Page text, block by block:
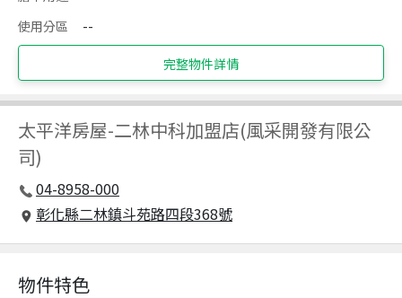
使用分區
--
完整物件詳情
太平洋房屋-二林中科加盟店(風采開發有限公
司)
04-8958-000
彰化縣二林鎮斗苑路四段368號
物件特色